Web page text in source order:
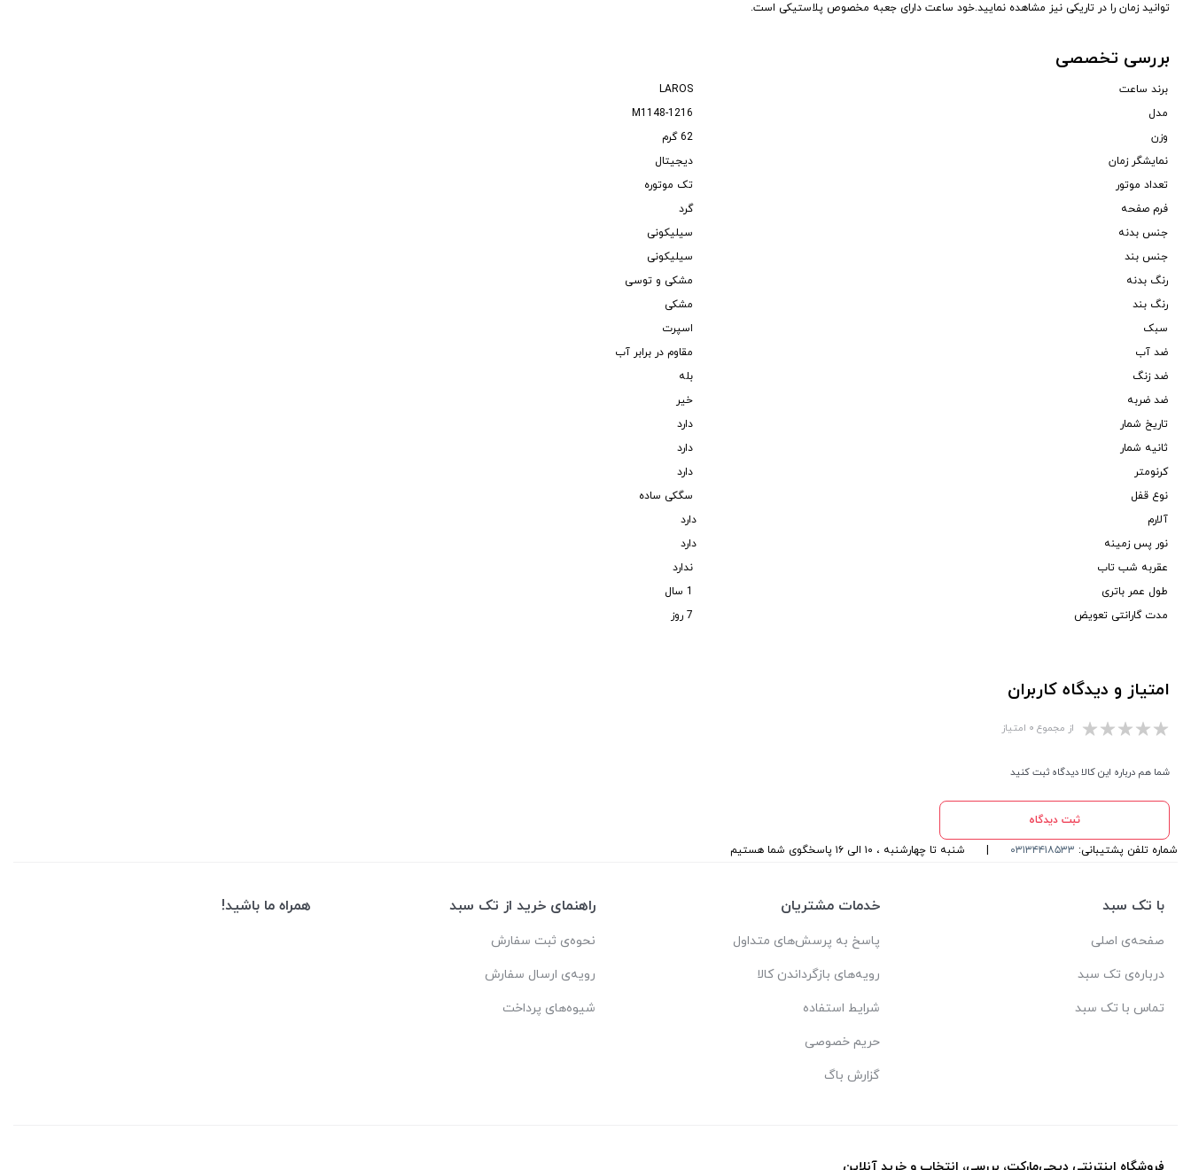
توانید زمان را در تاریکی نیز مشاهده نمایید.خود ساعت دارای جعبه مخصوص پلاستیکی است.
بررسی تخصصی
برند ساعت
مدل
وزن
نمایشگر زمان
دیجیتال
تعداد موتور
تک موتوره
فرم صفحه
گرد
جنس بدنه
سیلیکونی
جنس بند
سیلیکونی
رنگ بدنه
مشکی و توسی
رنگ بند
مشکی
سبک
اسپرت
ضد آب
مقاوم در برابر آب
ضد زنگ
بله
ضد ضربه
خیر
تاریخ شمار
دارد
ثانیه شمار
دارد
کرنومتر
دارد
نوع قفل
سگکی ساده
آلارم
دارد
نور پس زمینه
دارد
عقربه شب تاب
ندارد
طول عمر باتری
مدت گارانتی تعویض
امتیاز و دیدگاه کاربران
از مجموع ۰ امتیاز
شما هم درباره این کالا دیدگاه ثبت کنید
ثبت دیدگاه
شماره تلفن پشتیبانی: ۰۳۱۳۴۴۱۸۵۳۳ شنبه تا چهارشنبه ، ۱۰ الی ۱۶ پاسخگوی شما هستیم
با تک سبد
صفحه‌ی اصلی
درباره‌ی تک سبد
تماس با تک سبد
خدمات مشتریان
پاسخ به پرسش‌های متداول
رویه‌های بازگرداندن کالا
شرایط استفاده
حریم خصوصی
گزارش باگ
راهنمای خرید از تک سبد
نحوه‌ی ثبت سفارش
رویه‌ی ارسال سفارش
شیوه‌های پرداخت
همراه ما باشید!